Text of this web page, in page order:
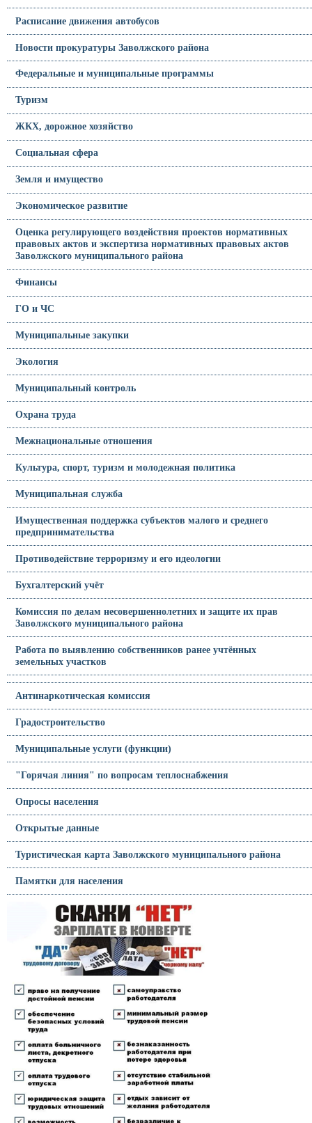
Расписание движения автобусов
Новости прокуратуры Заволжского района
Федеральные и муниципальные программы
Туризм
ЖКХ, дорожное хозяйство
Социальная сфера
Земля и имущество
Экономическое развитие
Оценка регулирующего воздействия проектов нормативных
правовых актов и экспертиза нормативных правовых актов
Заволжского муниципального района
Финансы
ГО и ЧС
Муниципальные закупки
Экология
Муниципальный контроль
Охрана труда
Межнациональные отношения
Культура, спорт, туризм и молодежная политика
Муниципальная служба
Имущественная поддержка субъектов малого и среднего
предпринимательства
Противодействие терроризму и его идеологии
Бухгалтерский учёт
Комиссия по делам несовершеннолетних и защите их прав
Заволжского муниципального района
Работа по выявлению собственников ранее учтённых
земельных участков
Антинаркотическая комиссия
Градостроительство
Муниципальные услуги (функции)
"Горячая линия" по вопросам теплоснабжения
Опросы населения
Открытые данные
Туристическая карта Заволжского муниципального района
Памятки для населения